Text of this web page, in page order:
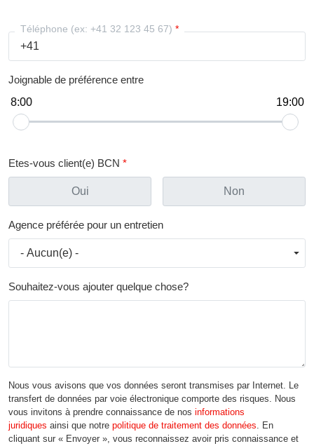
Téléphone (ex: +41 32 123 45 67)
Joignable de préférence entre
8:00
19:00
Etes-vous client(e) BCN
Oui Non
Agence préférée pour un entretien
Souhaitez-vous ajouter quelque chose?
Nous vous avisons que vos données seront transmises par Internet. Le
transfert de données par voie électronique comporte des risques. Nous
vous invitons à prendre connaissance de nos informations
juridiques ainsi que notre politique de traitement des données. En
cliquant sur « Envoyer », vous reconnaissez avoir pris connaissance et